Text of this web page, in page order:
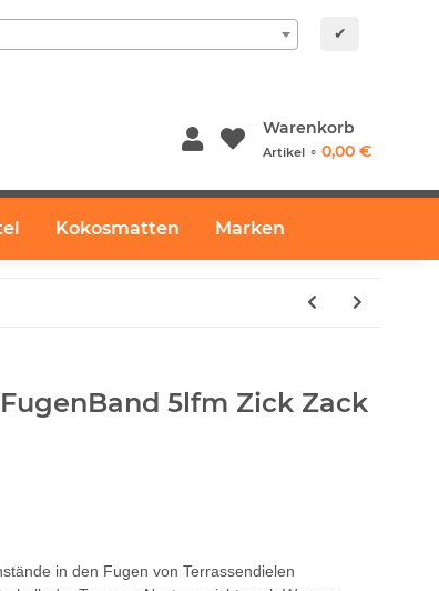
✔
Warenkorb
Artikel ⚬ 0,00 €
Kokosmatten Marken
5lfm Zick Zack
in den Fugen von Terrassendielen